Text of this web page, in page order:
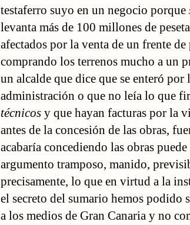
testaferro suyo en un negocio porque
levanta más de 100 millones de
afectados por la venta de un frente
comprando los terrenos mucho a un
un alcalde que dice que se enteró por
administración o que no leía lo que
técnicos y que hayan facturas por la
antes de la concesión de las obras,
acabaría concediendo las obras
argumento tramposo, manido,
precisamente, lo que en virtud a la
el secreto del sumario hemos podido
a los medios de Gran Canaria y no